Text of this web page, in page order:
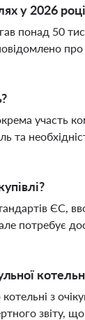
у 2026
понад 50
участь
ЄС,
потребує
з
звіту, що